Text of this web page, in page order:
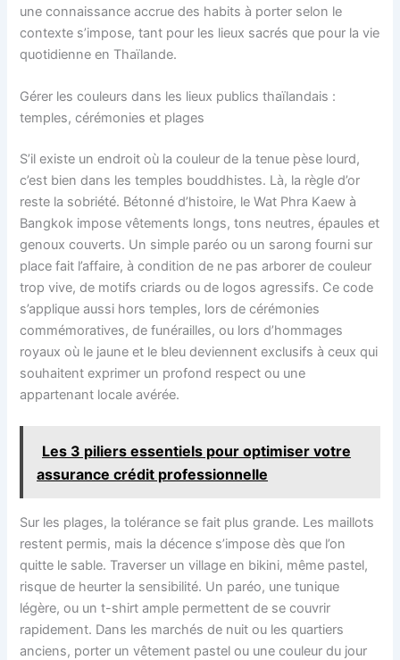
une connaissance accrue des habits à porter selon le
contexte s’impose, tant pour les lieux sacrés que pour la vie
quotidienne en Thaïlande.
Gérer les couleurs dans les lieux publics thaïlandais :
temples, cérémonies et plages
S’il existe un endroit où la couleur de la tenue pèse lourd,
c’est bien dans les temples bouddhistes. Là, la règle d’or
reste la sobriété. Bétonné d’histoire, le Wat Phra Kaew à
Bangkok impose vêtements longs, tons neutres, épaules et
genoux couverts. Un simple paréo ou un sarong fourni sur
place fait l’affaire, à condition de ne pas arborer de couleur
trop vive, de motifs criards ou de logos agressifs. Ce code
s’applique aussi hors temples, lors de cérémonies
commémoratives, de funérailles, ou lors d’hommages
royaux où le jaune et le bleu deviennent exclusifs à ceux qui
souhaitent exprimer un profond respect ou une
appartenant locale avérée.
Les 3 piliers essentiels pour optimiser votre
assurance crédit professionnelle
Sur les plages, la tolérance se fait plus grande. Les maillots
restent permis, mais la décence s’impose dès que l’on
quitte le sable. Traverser un village en bikini, même pastel,
risque de heurter la sensibilité. Un paréo, une tunique
légère, ou un t-shirt ample permettent de se couvrir
rapidement. Dans les marchés de nuit ou les quartiers
anciens, porter un vêtement pastel ou une couleur du jour